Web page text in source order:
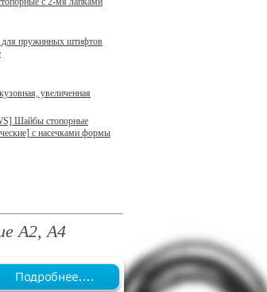
пружинных штифтов
увеличенная
Шайбы стопорные
с насечками формы
А2, А4